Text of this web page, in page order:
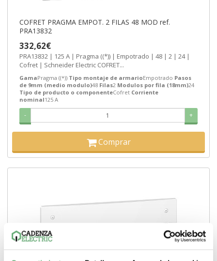
COFRET PRAGMA EMPOT. 2 FILAS 48 MOD ref.
PRA13832
332,62€
PRA13832 | 125 A | Pragma ((*)) | Empotrado | 48 | 2 | 24 |
Cofret | Schneider Electric COFRET...
GamaPragma ((*)) Tipo montaje de armarioEmpotrado Pasos
de 9mm (medio modulo)48 Filas2 Modulos por fila (18mm)24
Tipo de producto o componenteCofret Corriente
nominal125 A
- +
Comprar